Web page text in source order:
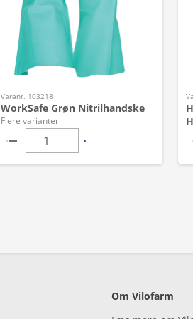
Varenr. 103218
WorkSafe Grøn Nitrilhandske
Flere varianter
Om Vilofarm